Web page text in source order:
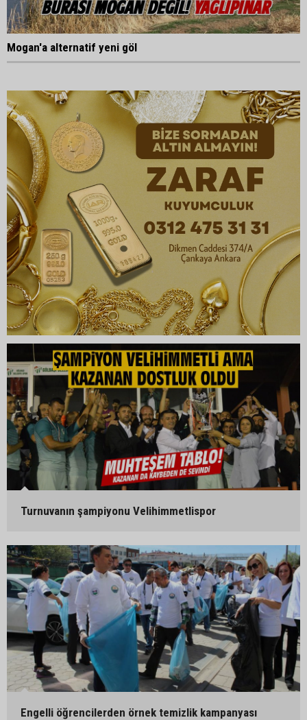
Mogan'a alternatif yeni göl
Turnuvanın şampiyonu Velihimmetlispor
Engelli öğrencilerden örnek temizlik kampanyası